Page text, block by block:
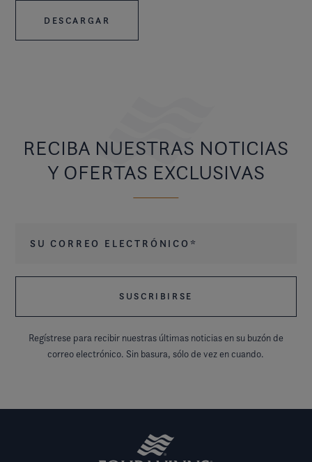
DESCARGAR
RECIBA NUESTRAS NOTICIAS
Y OFERTAS EXCLUSIVAS
Regístrese para recibir nuestras últimas noticias en su buzón de
correo electrónico. Sin basura, sólo de vez en cuando.